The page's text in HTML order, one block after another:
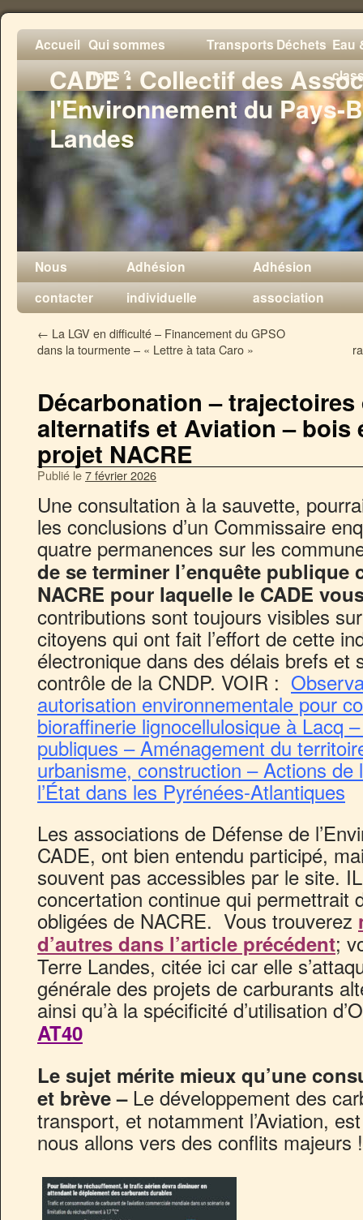
CADE : Collectif des
l'Environnement du Pays-
Landes
Accueil Qui sommes
nous ?
TransportsDéchets Eau
Nous
contacter
Adhésion
individuelle
Adhésion
association
← La LGV en difficulté – Financement du GPSO
dans la tourmente – « Lettre à tata Caro »
Décarbonation –
alternatifs et Aviation – bois
projet NACRE
Publié le7 février 2026
Une consultation à la sauvette,
les conclusions d’un Commissaire
quatre permanences sur les
de se terminer l’enquête publique
NACRE pour laquelle le CADE
contributions sont toujours visibles
citoyens qui ont fait l’effort de cette
électronique dans des délais brefs et
contrôle de la CNDP. VOIR :
autorisation environnementale pour
bioraffinerie lignocellulosique à Lacq
publiques – Aménagement du
urbanisme, construction – Actions de
l’État dans les Pyrénées-Atlantiques
Les associations de Défense de
CADE, ont bien entendu participé,
souvent pas accessibles par le site.
concertation continue qui permettrait
obligées de NACRE. Vous trouverez
d’autres dans l’article précédent;
Terre Landes, citée ici car elle
générale des projets de carburants
ainsi qu’à la spécificité d’utilisation
AT40
Le sujet mérite mieux qu’une
et brève – Le développement des
transport, et notamment l’Aviation,
nous allons vers des conflits majeurs !